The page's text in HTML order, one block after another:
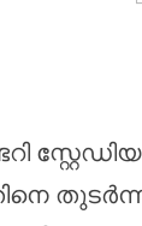
തുടർന്ന്